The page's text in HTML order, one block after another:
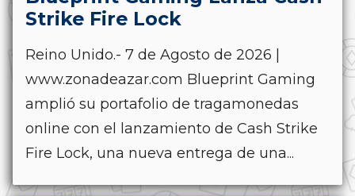
Strike Fire Lock
Reino Unido.- 7 de Agosto de 2026 |
www.zonadeazar.com Blueprint Gaming
amplió su portafolio de tragamonedas
online con el lanzamiento de Cash Strike
Fire Lock, una nueva entrega de una...